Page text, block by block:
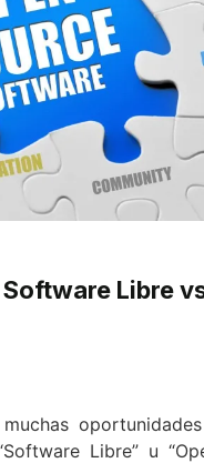
Libre
muchas
Libre” u